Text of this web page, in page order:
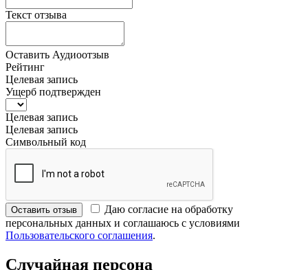
Текст отзыва
Оставить Аудиоотзыв
Рейтинг
Целевая запись
Ущерб подтвержден
Целевая запись
Целевая запись
Символьный код
Оставить отзыв
Даю согласие на обработку
персональных данных и соглашаюсь с условиями
Пользовательского соглашения.
Случайная персона